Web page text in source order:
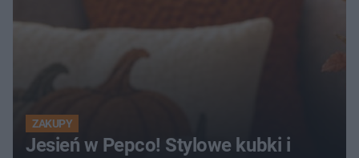
ZAKUPY
Jesień w Pepco! Stylowe kubki i